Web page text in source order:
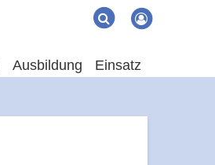
Suche Suchen
Ausbildung Einsatz